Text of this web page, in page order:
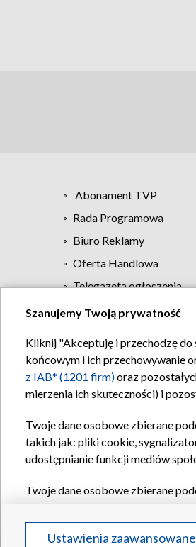
Abonament TVP
Rada Programowa
Biuro Reklamy
Oferta Handlowa
Telegazeta ogłoszenia
Szanujemy Twoją prywatność
Kliknij "Akceptuję i przechodzę do
końcowym i ich przechowywanie
z IAB* (1201 firm)oraz
mierzenia ich skuteczności) i
Twoje dane osobowe zbierane
takich jak: pliki cookie,
udostępnianie funkcji mediów
Twoje dane osobowe zbierane
Partnerów TVPdla realizacji
reklam, tworzenia profilu
Ustawienia zaawansowane